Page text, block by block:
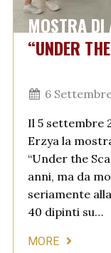
MOSTRA DI
“UNDER
6
Il 5 settembre
Erzya la
“Under the
anni, ma da
seriamente
40 dipinti su…
MORE